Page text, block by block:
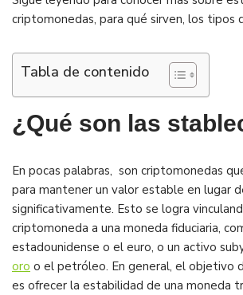
criptomonedas, para qué sirven, los tipos
Tabla de contenido
¿Qué son las
En pocas palabras, son criptomonedas
para mantener un valor estable en lugar
significativamente. Esto se logra
criptomoneda a una moneda fiduciaria,
estadounidense o el euro, o un activo
oro o el petróleo. En general, el objetivo
es ofrecer la estabilidad de una moneda